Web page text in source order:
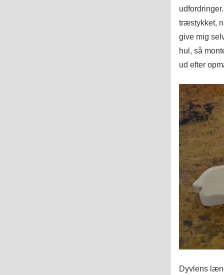
træstykket,
give mig
hul, så
ud efter
Dyvlens